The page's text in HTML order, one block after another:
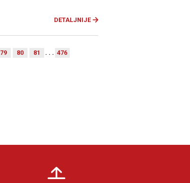
DETALJNIJE
79 80 81 . . . 476